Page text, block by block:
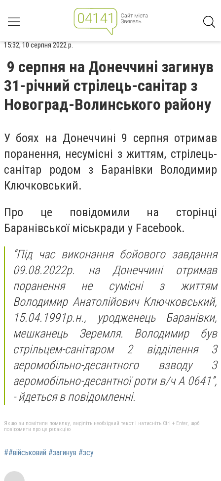
15:32, 10 серпня 2022 р.
9 серпня на Донеччині загинув
31-річний стрілець-санітар з
Новоград-Волинського району
У боях на Донеччині 9 серпня отримав
поранення, несумісні з життям, стрілець-
санітар родом з Баранівки Володимир
Ключковський.
Про це повідомили на сторінці
Баранівської міськради у Facebook.
“Під час виконання бойового завдання
09.08.2022р. на Донеччині отримав
поранення не сумісні з життям
Володимир Анатолійович Ключковський,
15.04.1991р.н., уродженець Баранівки,
мешканець Зеремля. Володимир був
стрільцем-санітаром 2 відділення 3
аеромобільно-десантного взводу 3
аеромобільно-десантної роти в/ч А 0641”,
- йдеться в повідомленні.
Якщо ви помітили помилку, виділіть необхідний текст і натисніть Ctrl + Enter, щоб
повідомити про це редакцію
##військовий #загинув #зсу